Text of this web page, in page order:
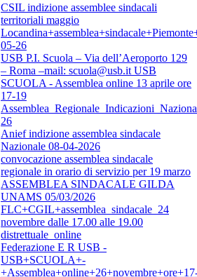
CSIL indizione assemblee sindacali
territoriali maggio
05-26
USB P.I. Scuola – Via dell’Aeroporto 129
– Roma –mail: scuola@usb.it USB
SCUOLA - Assemblea online 13 aprile ore
17-19
26
Anief indizione assemblea sindacale
Nazionale 08-04-2026
convocazione assemblea sindacale
regionale in orario di servizio per 19 marzo
ASSEMBLEA SINDACALE GILDA
UNAMS 05/03/2026
FLC+CGIL+assemblea_sindacale_24
novembre dalle 17.00 alle 19.00
distrettuale_online
Federazione E R USB -
USB+SCUOLA+-